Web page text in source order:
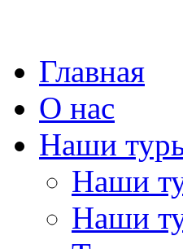
Главная
О нас
Наши
Наши
Наши